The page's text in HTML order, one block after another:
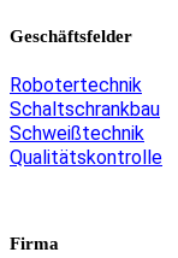
Geschäftsfelder
Robotertechnik
Schaltschrankbau
Schweißtechnik
Qualitätskontrolle
Firma